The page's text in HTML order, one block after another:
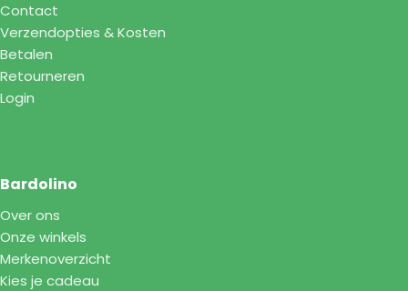
Contact
Verzendopties & Kosten
Betalen
Retourneren
Login
Bardolino
Over ons
Onze winkels
Merkenoverzicht
Kies je cadeau